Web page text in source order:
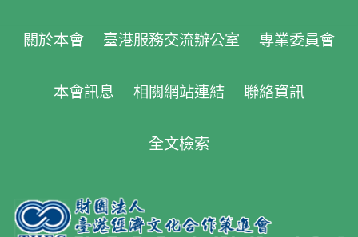
關於本會 臺港服務交流辦公室 專業委員會
本會訊息 相關網站連結 聯絡資訊
全文檢索